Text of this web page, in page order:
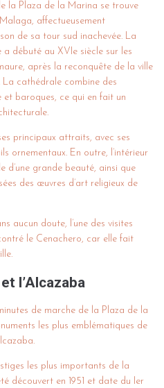
la Plaza de la Marina se trouve
affectueusement
de sa tour sud inachevée. La
débuté au XVIe siècle sur les
après la reconquête de la ville
La cathédrale combine des
et baroques, ce qui en fait un
principaux attraits, avec ses
ornementaux. En outre, l’intérieur
grande beauté, ainsi que
des œuvres d’art religieux de
aucun doute, l’une des visites
le Cenachero, car elle fait
l’Alcazaba
de marche de la Plaza de la
les plus emblématiques de
les plus importants de la
découvert en 1951 et date du Ier